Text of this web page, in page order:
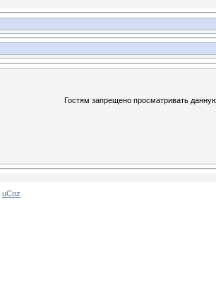
Гостям запрещено просматривать
uCoz